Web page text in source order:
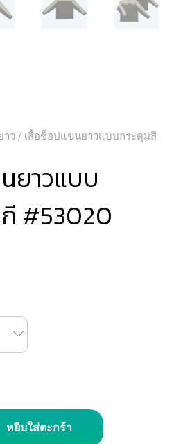
าว / เสื้อช็อปแขนยาวแบบกระดุมสี
ยาวแบบ
#53020
กระดุมสีกากี #53020 ชิ้น
หยิบใส่ตะกร้า